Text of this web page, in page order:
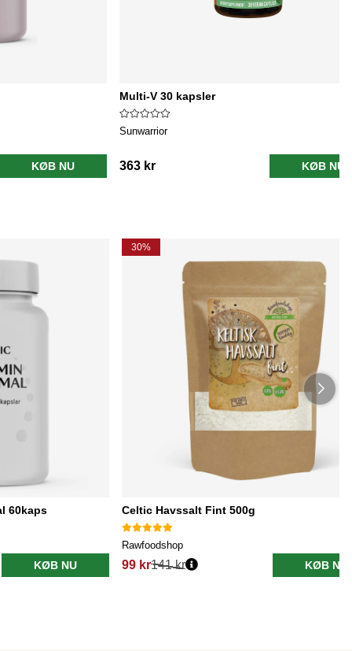
KØB NU
Multi-V 30 kapsler
Sunwarrior
363 kr KØB NU
60kaps
KØB NU
30%
Celtic Havssalt Fint 500g
Rawfoodshop
99 kr141 kr KØB NU